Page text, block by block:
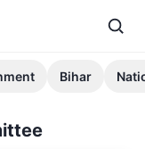
Bihar